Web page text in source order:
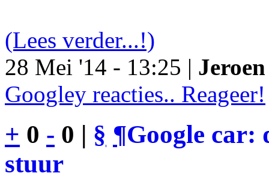
(Lees verder...!)
28 Mei '14 - 13:25 |
Googley reacties.. Reageer!
+ 0 - 0 | § ¶Google car:
stuur